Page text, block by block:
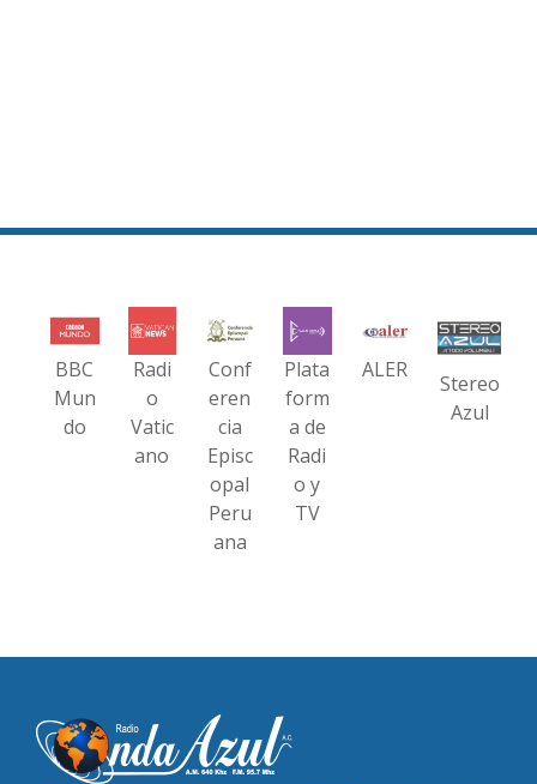
BBC
Mun
do
Radi
o
Vatic
ano
Conf
eren
cia
Episc
opal
Peru
ana
Plata
form
a de
Radi
o y
TV
ALER
Stereo
Azul